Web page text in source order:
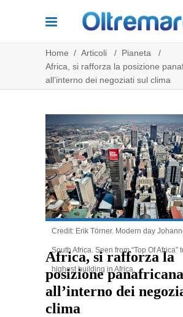
Home / Articoli / Pianeta
/
Africa, si rafforza la posizione
all’interno dei negoziati sul clima
2.19k Share
Credit: Erik Törner. Modern day
South Africa. Seen from “Top Of Africa”
highest building in Africa.
Africa, si rafforza la
posizione panafricana
all’interno dei
clima